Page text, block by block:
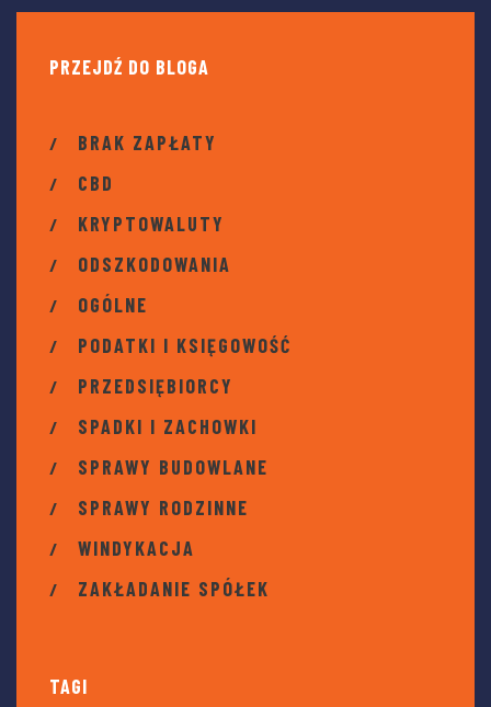
PRZEJDŹ DO BLOGA
BRAK ZAPŁATY
CBD
KRYPTOWALUTY
ODSZKODOWANIA
OGÓLNE
PODATKI I KSIĘGOWOŚĆ
PRZEDSIĘBIORCY
SPADKI I ZACHOWKI
SPRAWY BUDOWLANE
SPRAWY RODZINNE
WINDYKACJA
ZAKŁADANIE SPÓŁEK
TAGI